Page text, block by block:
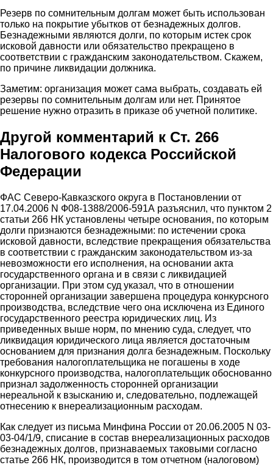
Резерв по сомнительным долгам может быть использован
только на покрытие убытков от безнадежных долгов.
Безнадежными являются долги, по которым истек срок
исковой давности или обязательство прекращено в
соответствии с гражданским законодательством. Скажем,
по причине ликвидации должника.
Заметим: организация может сама выбрать, создавать ей
резервы по сомнительным долгам или нет. Принятое
решение нужно отразить в приказе об учетной политике.
Другой комментарий к Ст. 266
Налогового кодекса Российской
Федерации
ФАС Северо-Кавказского округа в Постановлении от
17.04.2006 N Ф08-1388/2006-591А разъяснил, что пунктом 2
статьи 266 НК установлены четыре основания, по которым
долги признаются безнадежными: по истечении срока
исковой давности, вследствие прекращения обязательства
в соответствии с гражданским законодательством из-за
невозможности его исполнения, на основании акта
государственного органа и в связи с ликвидацией
организации. При этом суд указал, что в отношении
сторонней организации завершена процедура конкурсного
производства, вследствие чего она исключена из Единого
государственного реестра юридических лиц. Из
приведенных выше норм, по мнению суда, следует, что
ликвидация юридического лица является достаточным
основанием для признания долга безнадежным. Поскольку
требования налогоплательщика не погашены в ходе
конкурсного производства, налогоплательщик обоснованно
признал задолженность сторонней организации
нереальной к взысканию и, следовательно, подлежащей
отнесению к внереализационным расходам.
Как следует из письма Минфина России от 20.06.2005 N 03-
03-04/1/9, списание в состав внереализационных расходов
безнадежных долгов, признаваемых таковыми согласно
статье 266 НК, производится в том отчетном (налоговом)